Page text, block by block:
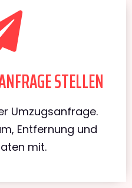
STELLEN
Umzugsanfrage.
Entfernung und
mit.